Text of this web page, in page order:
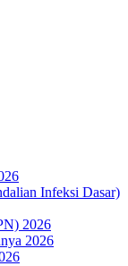
Infeksi Dasar)
2026
2026